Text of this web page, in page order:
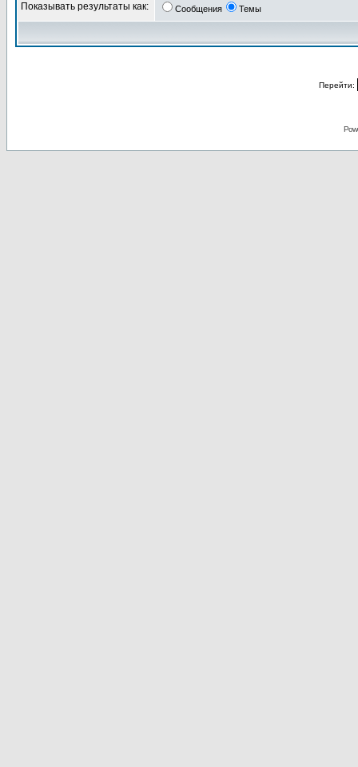
Показывать результаты как: Сообщения Темы
Перейти: